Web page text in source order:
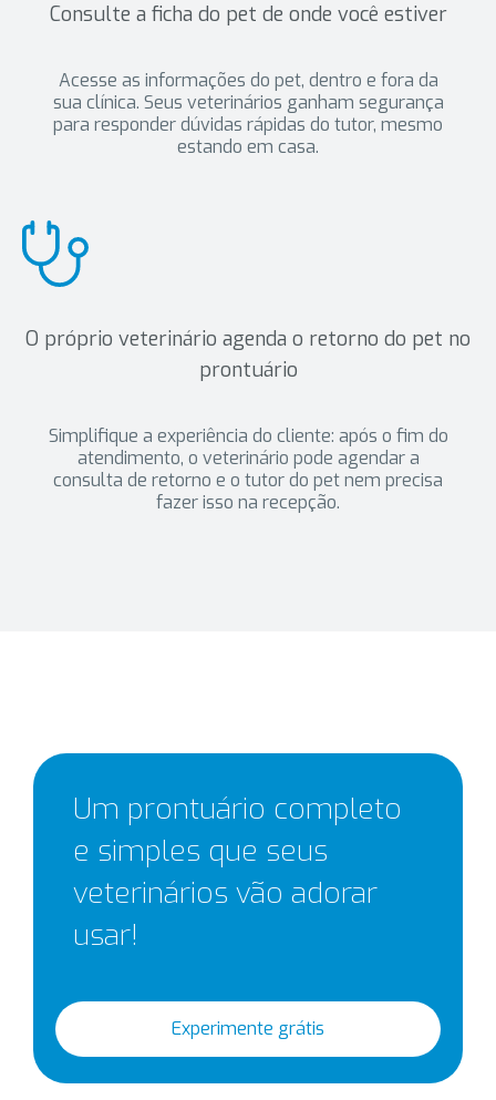
Consulte a ficha do pet de onde você estiver
Acesse as informações do pet, dentro e fora da
sua clínica. Seus veterinários ganham segurança
para responder dúvidas rápidas do tutor, mesmo
estando em casa.
O próprio veterinário agenda o retorno do pet no
prontuário
Simplifique a experiência do cliente: após o fim do
atendimento, o veterinário pode agendar a
consulta de retorno e o tutor do pet nem precisa
fazer isso na recepção.
Um prontuário completo
e simples que seus
veterinários vão adorar
usar!
Experimente grátis